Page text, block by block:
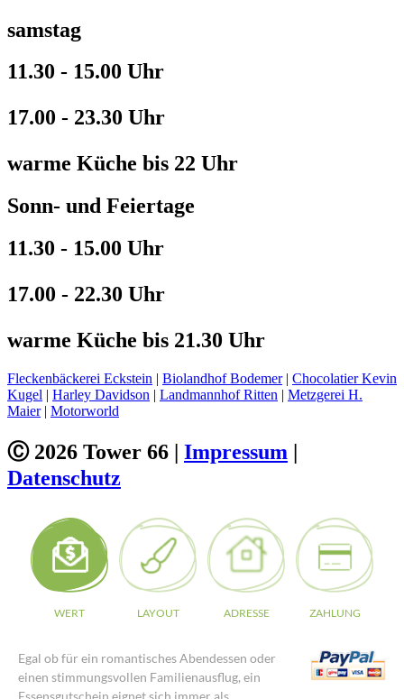
samstag
11.30 - 15.00 Uhr
17.00 - 23.30 Uhr
warme Küche bis 22 Uhr
Sonn- und Feiertage
11.30 - 15.00 Uhr
17.00 - 22.30 Uhr
warme Küche bis 21.30 Uhr
Fleckenbäckerei Eckstein | Biolandhof Bodemer| Chocolatier Kevin
Kugel | Harley Davidson | Landmannhof Ritten | Metzgerei H.
Maier| Motorworld
Ⓒ 2026 Tower 66 | Impressum |
Datenschutz